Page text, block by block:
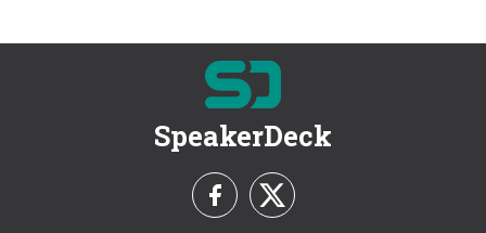
SpeakerDeck